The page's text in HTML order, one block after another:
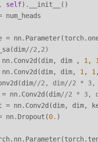
self).__init__()
num_heads
=
//2,2)
dim , 1 , 1
dim, 1 , 1
//2, dim//2 * 3,
= nn.Conv2d(dim//2 * 3,
= nn.Conv2d(dim, dim,
nn.Dropout(0. )